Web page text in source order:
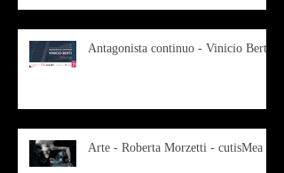
Antagonista continuo - Vinicio Berti
Arte - Roberta Morzetti - cutisMea